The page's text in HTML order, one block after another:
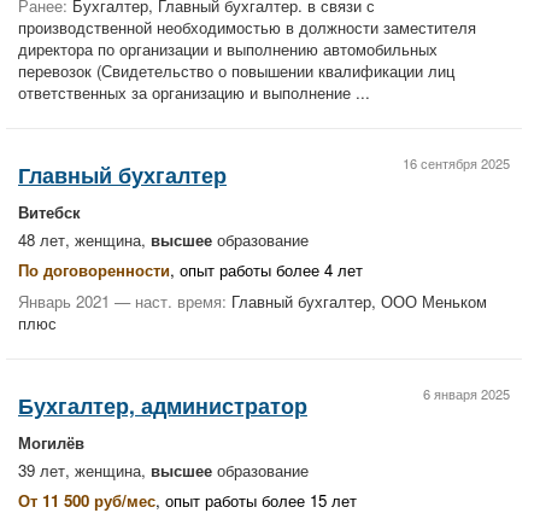
Ранее: Бухгалтер, Главный бухгалтер. в связи с
производственной необходимостью в должности заместителя
директора по организации и выполнению автомобильных
перевозок (Свидетельство о повышении квалификации лиц
ответственных за организацию и выполнение ...
16 сентября 2025
Главный бухгалтер
Витебск
48 лет, женщина, высшее образование
По договоренности, опыт работы более 4 лет
Январь 2021 — наст. время: Главный бухгалтер, ООО Меньком
плюс
6 января 2025
Бухгалтер, администратор
Могилёв
39 лет, женщина, высшее образование
От 11 500 руб/мес, опыт работы более 15 лет